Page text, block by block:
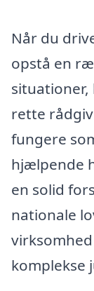
Når du
opstå en
rette
fungere
hjælpende
en solid
nationale
komplekse